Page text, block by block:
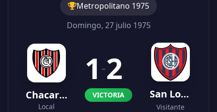
Metropolitano 1975
Domingo, 27 julio 1975
Chacarita
Local
1 -2
VICTORIA San Lorenzo
Visitante